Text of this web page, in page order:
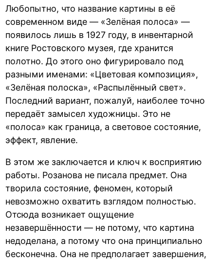
Любопытно, что название картины в её
современном виде — «Зелёная полоса» —
появилось лишь в 1927 году, в инвентарной
книге Ростовского музея, где хранится
полотно. До этого оно фигурировало под
разными именами: «Цветовая композиция»,
«Зелёная полоска», «Распылённый свет».
Последний вариант, пожалуй, наиболее точно
передаёт замысел художницы. Это не
«полоса» как граница, а световое состояние,
эффект, явление.
В этом же заключается и ключ к восприятию
работы. Розанова не писала предмет. Она
творила состояние, феномен, который
невозможно охватить взглядом полностью.
Отсюда возникает ощущение
незавершённости — не потому, что картина
недоделана, а потому что она принципиально
бесконечна. Она не предполагает завершения,